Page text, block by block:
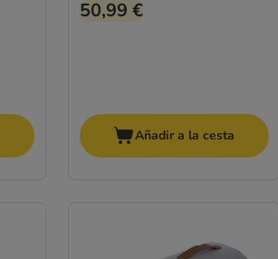
50,99 €
Añadir a la cesta